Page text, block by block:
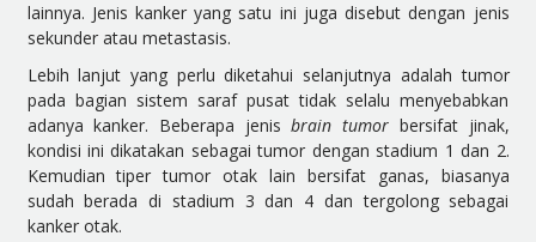
lainnya. Jenis kanker yang satu ini juga disebut dengan jenis
sekunder atau metastasis.
Lebih lanjut yang perlu diketahui selanjutnya adalah tumor
pada bagian sistem saraf pusat tidak selalu menyebabkan
adanya kanker. Beberapa jenisbrain tumor bersifat jinak,
kondisi ini dikatakan sebagai tumor dengan stadium 1 dan 2.
Kemudian tiper tumor otak lain bersifat ganas, biasanya
sudah berada di stadium 3 dan 4 dan tergolong sebagai
kanker otak.